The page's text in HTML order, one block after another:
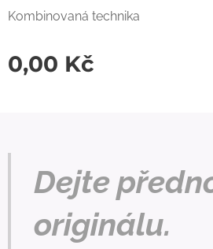
Kombinovaná technika
0,00 Kč
Dejte
originálu.